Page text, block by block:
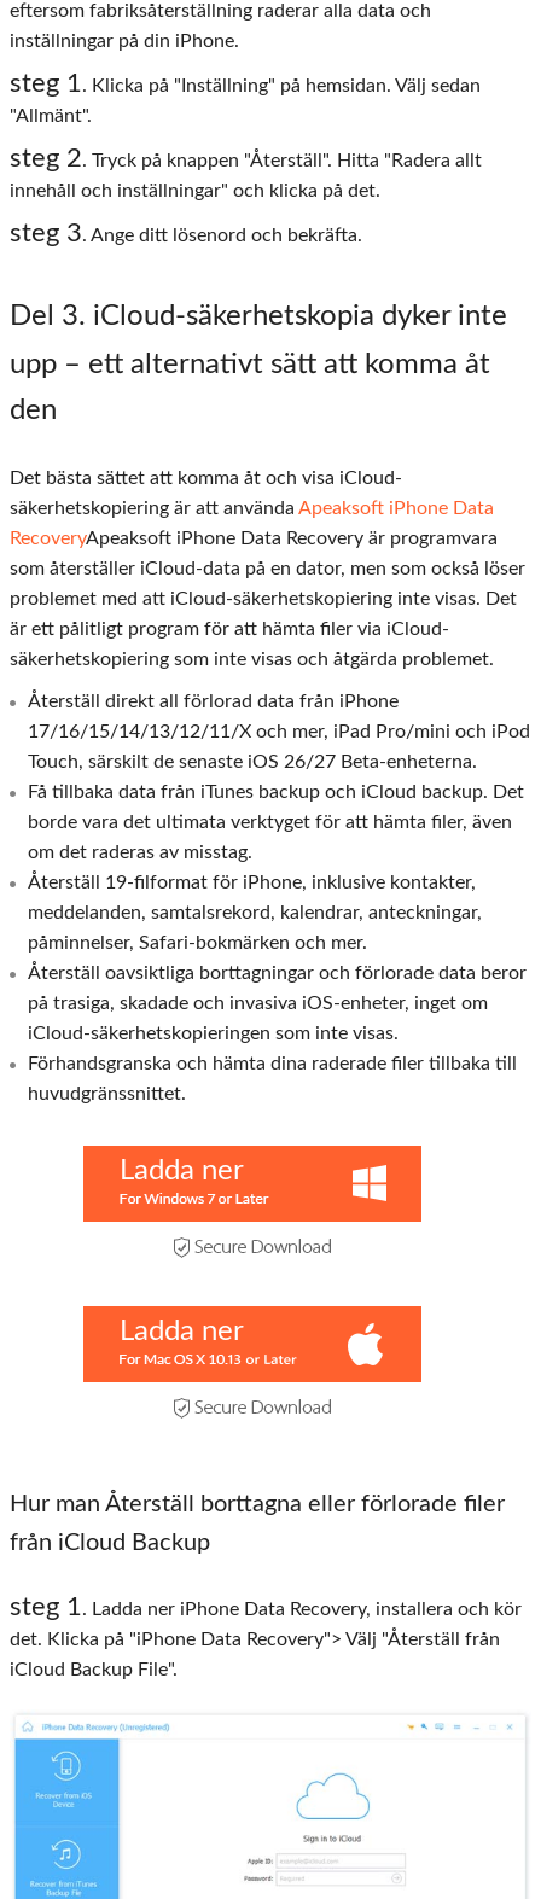
eftersom fabriksåterställning raderar alla data och
inställningar på din iPhone.
steg 1. Klicka på "Inställning" på hemsidan. Välj sedan
"Allmänt".
steg 2. Tryck på knappen "Återställ". Hitta "Radera allt
innehåll och inställningar" och klicka på det.
steg 3. Ange ditt lösenord och bekräfta.
Del 3. iCloud-säkerhetskopia dyker inte
upp – ett alternativt sätt att komma åt
den
Det bästa sättet att komma åt och visa iCloud-
säkerhetskopiering är att använda Apeaksoft iPhone Data
RecoveryApeaksoft iPhone Data Recovery är programvara
som återställer iCloud-data på en dator, men som också löser
problemet med att iCloud-säkerhetskopiering inte visas. Det
är ett pålitligt program för att hämta filer via iCloud-
säkerhetskopiering som inte visas och åtgärda problemet.
Återställ direkt all förlorad data från iPhone
17/16/15/14/13/12/11/X och mer, iPad Pro/mini och iPod
Touch, särskilt de senaste iOS 26/27 Beta-enheterna.
Få tillbaka data från iTunes backup och iCloud backup. Det
borde vara det ultimata verktyget för att hämta filer, även
om det raderas av misstag.
Återställ 19-filformat för iPhone, inklusive kontakter,
meddelanden, samtalsrekord, kalendrar, anteckningar,
påminnelser, Safari-bokmärken och mer.
Återställ oavsiktliga borttagningar och förlorade data beror
på trasiga, skadade och invasiva iOS-enheter, inget om
iCloud-säkerhetskopieringen som inte visas.
Förhandsgranska och hämta dina raderade filer tillbaka till
huvudgränssnittet.
Ladda ner
Ladda ner
Hur man Återställ borttagna eller förlorade filer
från iCloud Backup
steg 1. Ladda ner iPhone Data Recovery, installera och kör
det. Klicka på "iPhone Data Recovery"> Välj "Återställ från
iCloud Backup File".